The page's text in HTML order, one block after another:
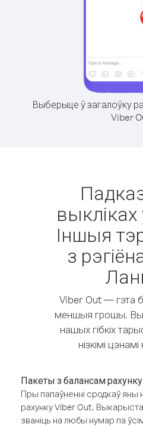
Выберыце ў загалоўку
Viber
выкліках
Іншыя
з
Viber Out — гэта
меншыя грошы.
нашых гібкіх
нізкімі цэнамі
Пакеты з балансам рахунку
Пры папаўненні сродкаў яны
рахунку Viber Out.
званіць на любы нумар па